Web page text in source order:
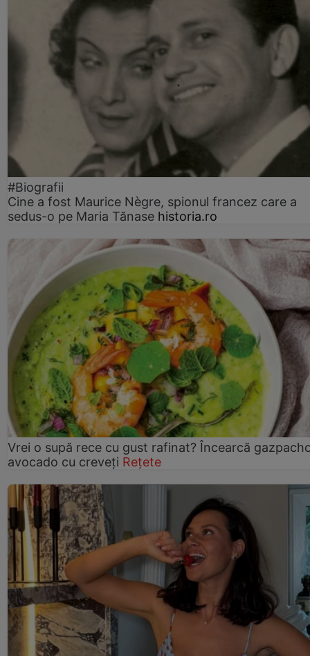
#Biografii
Cine a fost Maurice Nègre, spionul francez care a
sedus-o pe Maria Tănase historia.ro
Vrei o supă rece cu gust rafinat? Încearcă
avocado cu creveți Rețete